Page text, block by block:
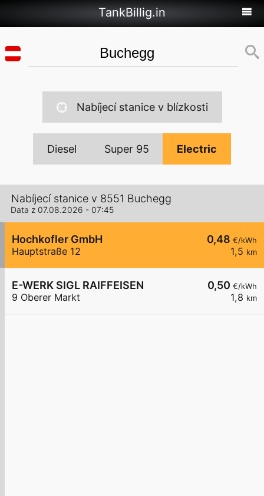
TankBillig.in
Nabíjecí stanice v blízkosti
Diesel Super 95 Electric
Nabíjecí stanice v 8551 Buchegg
Data z 07.08.2026 - 07:45
0,48 €/kWh
1,5 km
Hochkofler GmbH
Hauptstraße 12
0,50 €/kWh
1,8 km
E-WERK SIGL RAIFFEISEN
9 Oberer Markt